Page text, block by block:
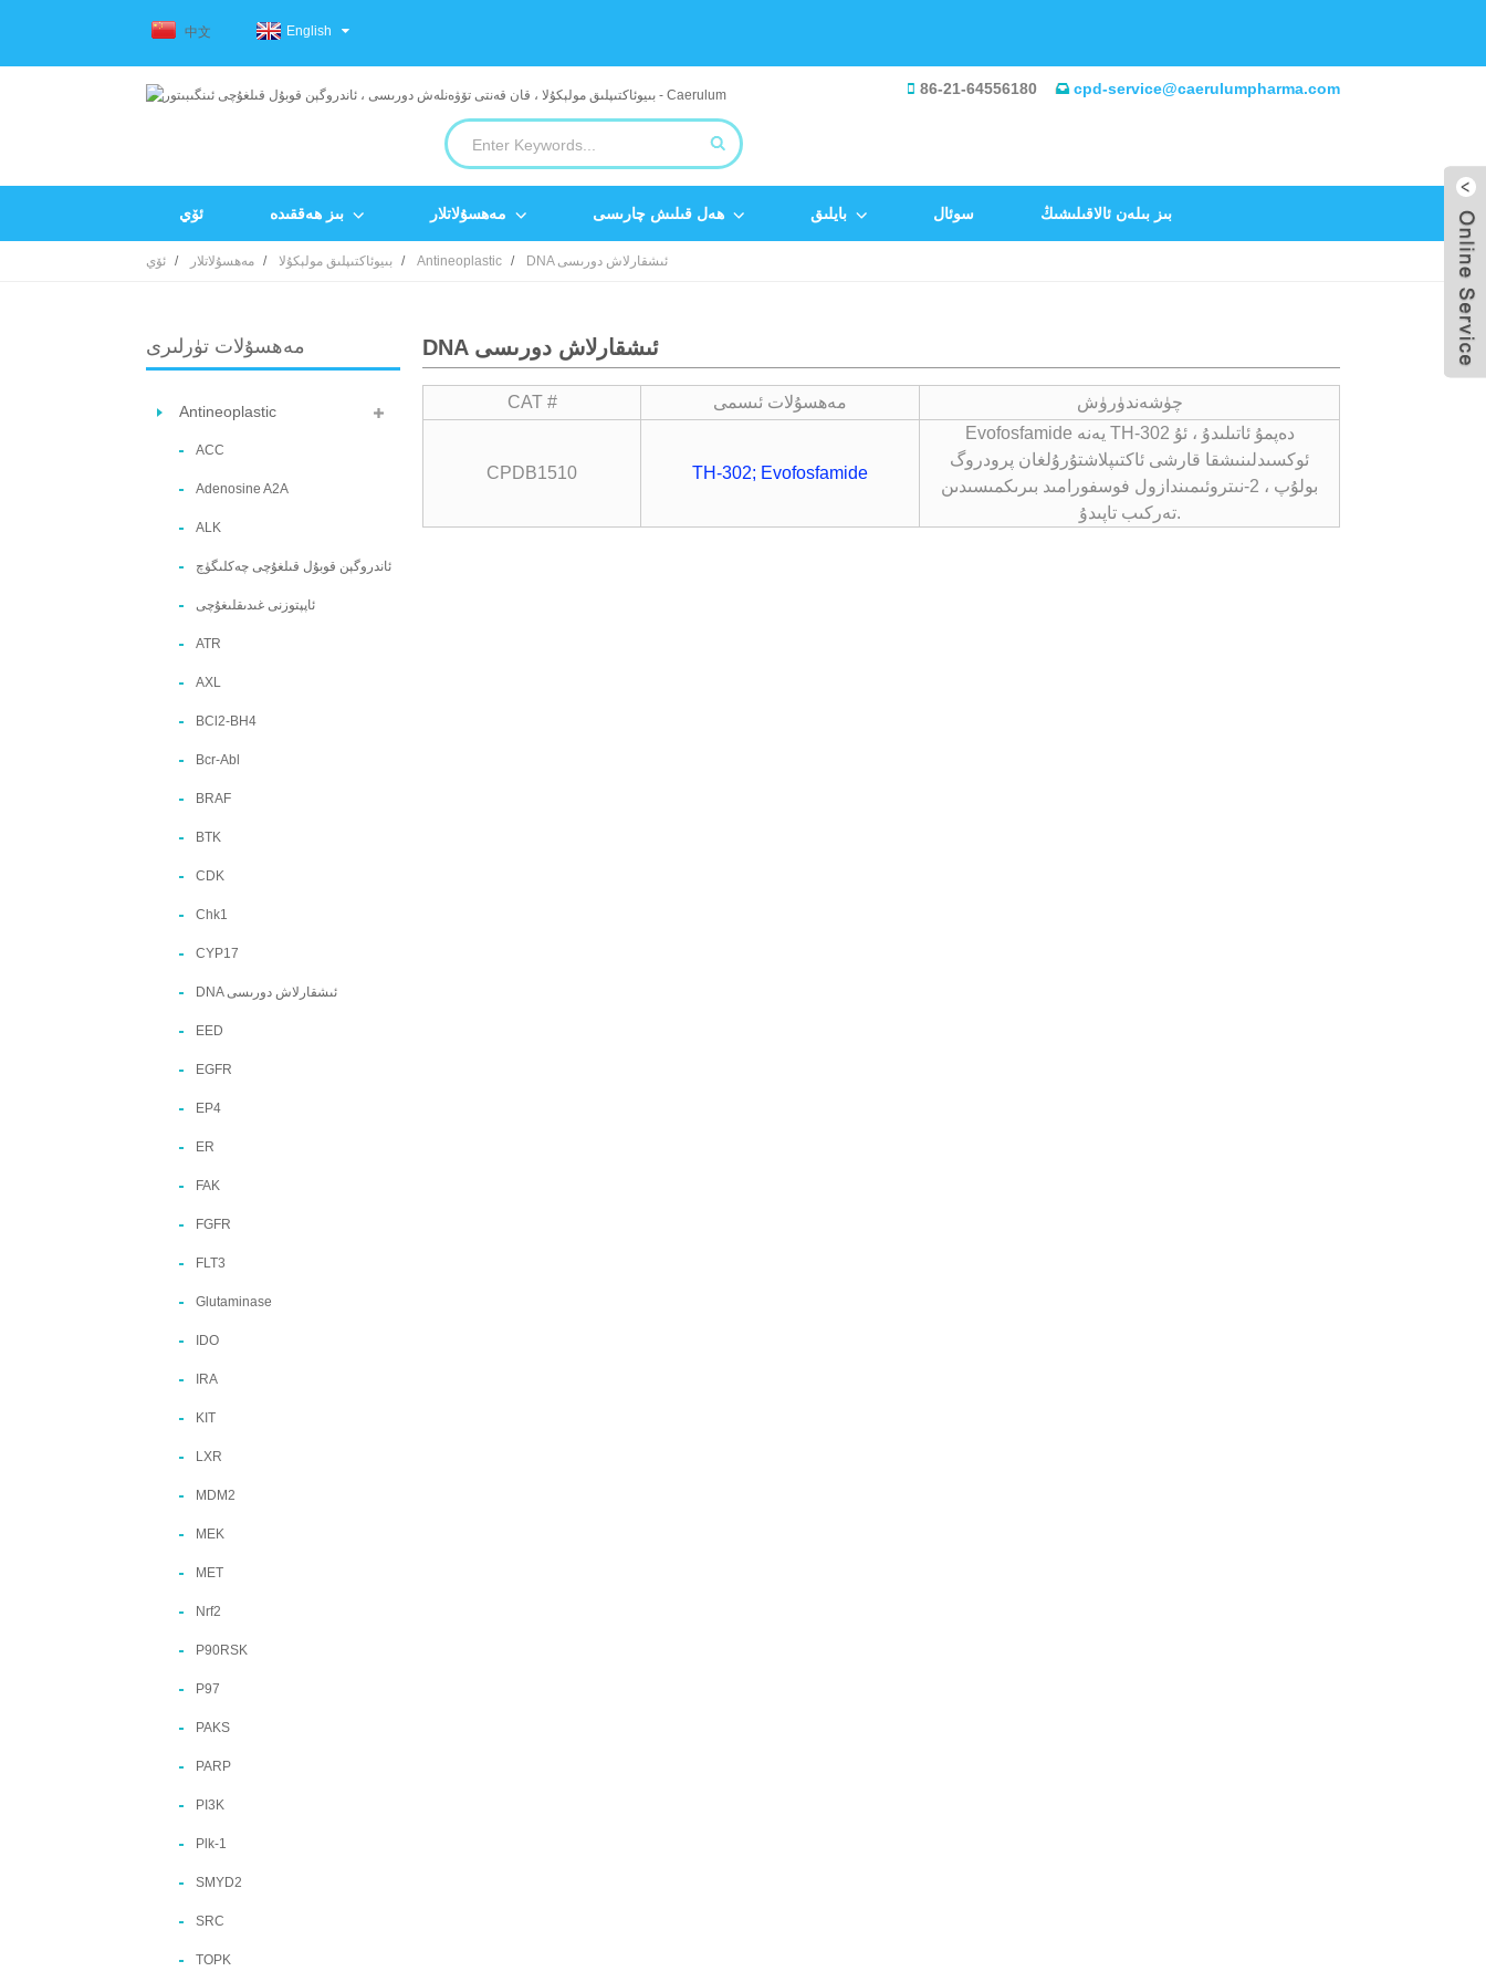
中文 English
86-21-64556180 cpd-service@caerulumpharma.com
ئۆي بىز ھەققىدە مەھسۇلاتلار ھەل قىلىش چارىسى بايلىق سوئال بىز بىلەن ئالاقىلىشىڭ
ئۆي مەھسۇلاتلار بىيوئاكتىپلىق مولېكۇلا Antineoplastic DNA ئىشقارلاش دورىسى
مەھسۇلات تۈرلىرى
Antineoplastic
ACC
Adenosine A2A
ALK
ئاندروگېن قوبۇل قىلغۇچى چەكلىگۈچ
ئاپپتوزنى غىدىقلىغۇچى
ATR
AXL
BCl2-BH4
Bcr-Abl
BRAF
BTK
CDK
Chk1
CYP17
DNA ئىشقارلاش دورىسى
EED
EGFR
EP4
ER
FAK
FGFR
FLT3
Glutaminase
IDO
IRA
KIT
LXR
MDM2
MEK
MET
Nrf2
P90RSK
P97
PAKS
PARP
PI3K
Plk-1
SMYD2
SRC
TOPK
DNA ئىشقارلاش دورىسى
CAT # مەھسۇلات ئىسمى چۈشەندۈرۈش
CPDB1510 TH-302; Evofosfamide
Evofosfamide يەنە TH-302 دەپمۇ ئاتىلىدۇ ، ئۇ
ئوكسىدلىنىشقا قارشى ئاكتىپلاشتۇرۇلغان پرودروگ
بولۇپ ، 2-نىتروئىمىندازول فوسفورامىد بىرىكمىسىدىن
تەركىب تاپىدۇ.